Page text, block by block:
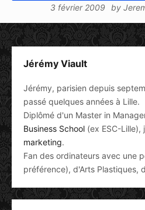
3 février 2009
by
Jérémy Viault
Jérémy, parisien depuis
passé quelques années à Lille.
Diplômé d'un Master in
Business School (ex ESC-Lille),
marketing.
Fan des ordinateurs avec une
préférence), d'Arts Plastiques,